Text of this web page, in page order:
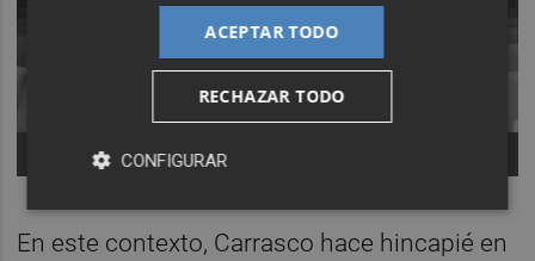
Aspecto del interior de las salas. -
En este contexto, Carrasco hace hincapié en
ACEPTAR TODO
RECHAZAR TODO
CONFIGURAR